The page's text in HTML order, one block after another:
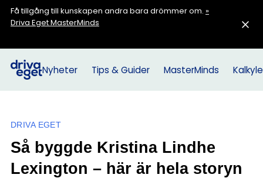
Få tillgång till kunskapen andra bara drömmer om. »
Driva Eget MasterMinds
Nyheter Tips & Guider MasterMinds
DRIVA EGET
Så byggde Kristina Lindhe
Lexington – här är hela storyn